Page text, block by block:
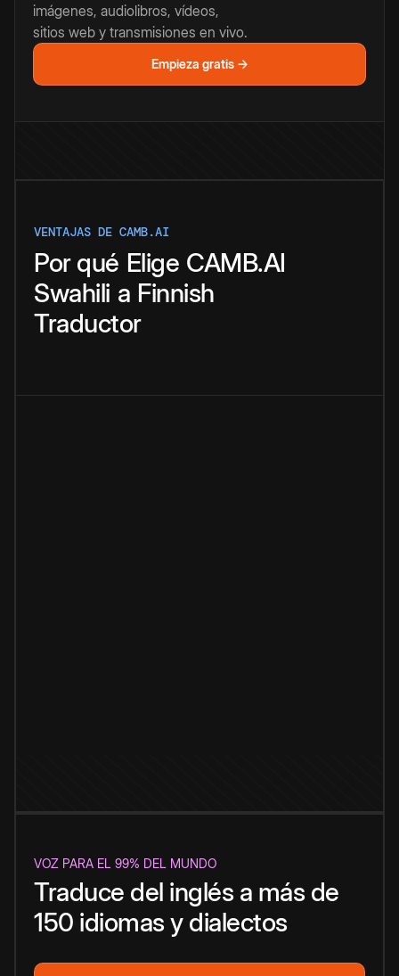
imágenes, audiolibros, vídeos,
sitios web y transmisiones en vivo.
Empieza gratis →
VENTAJAS DE CAMB.AI
Por qué Elige CAMB.AI
Swahili a Finnish
Traductor
VOZ PARA EL 99% DEL MUNDO
Traduce del inglés a más de
150 idiomas y dialectos